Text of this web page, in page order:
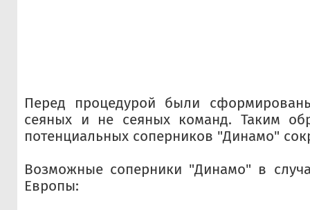
Перед процедурой были
сеяных и не сеяных команд. Таким
потенциальных соперников "Динамо"
Возможные соперники "Динамо" в
Европы: